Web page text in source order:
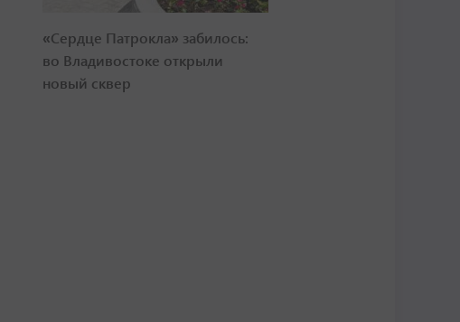
«Сердце Патрокла» забилось:
во Владивостоке открыли
новый сквер